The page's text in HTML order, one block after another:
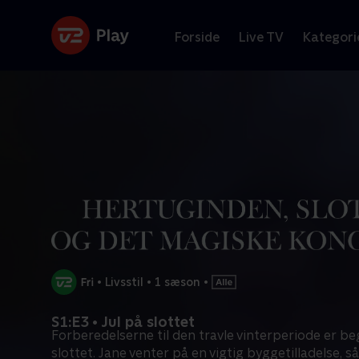
Forside Live TV
• Livsstil • 1 sæson •
S1:E3 • Jul på slottet
Forberedelserne til den travle vinterperiode er
slottet. Jane venter på en vigtig byggetilladelse, så